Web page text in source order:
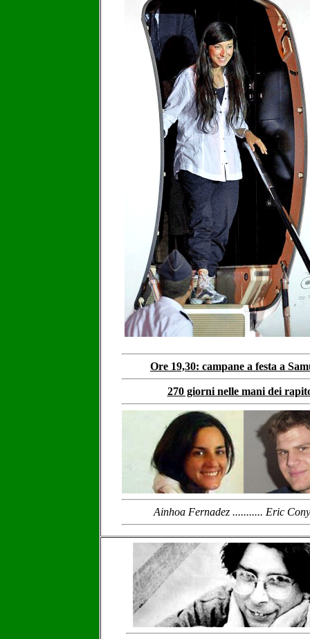
Ore 19,30: campane a festa a
270 giorni nelle mani dei
Ainhoa Fernadez ........... Eric